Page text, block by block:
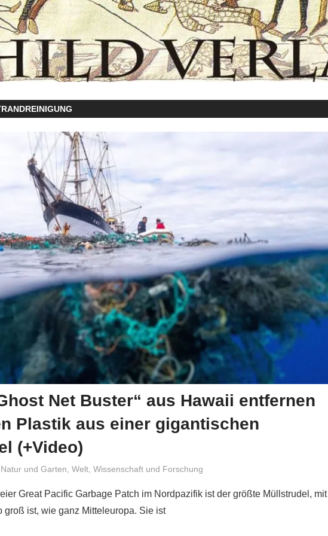
Net Buster“ aus Hawaii entfernen
Plastik aus einer gigantischen
(+Video)
Niki Vogt
Natur und Garten Welt, Wissenschaft und Forschung
Great Pacific Garbage Patch im Nordpazifik ist der größte Müllstrudel, mit
groß ist, wie ganz Mitteleuropa. Sie ist